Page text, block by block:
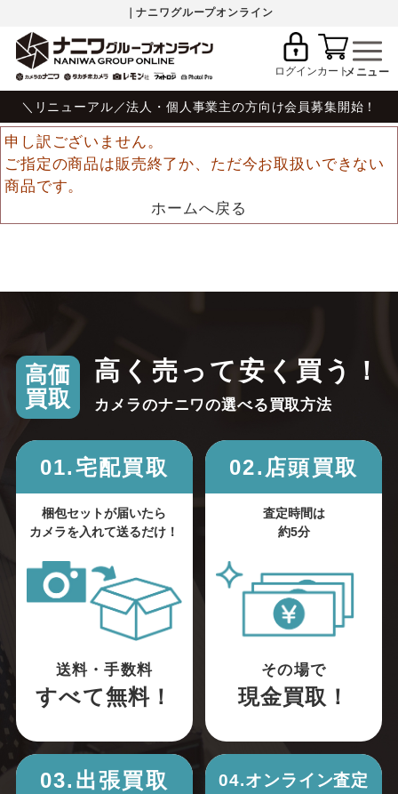
｜ナニワグループオンライン
ログインカート
＼リニューアル／法人・個人事業主の方向け会員募集開始！
申し訳ございません。
ご指定の商品は販売終了か、ただ今お取扱いできない
商品です。
ホームへ戻る
高価
買取
高く売って安く買う！
カメラのナニワの選べる買取方法
01.宅配買取
梱包セットが届いたら
カメラを入れて送るだけ！
送料・手数料
すべて無料！
02.店頭買取
査定時間は
約5分
その場で
現金買取！
03.出張買取 04.オンライン査定